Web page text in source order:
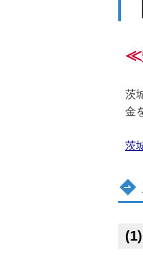
≪
茨
金
茨